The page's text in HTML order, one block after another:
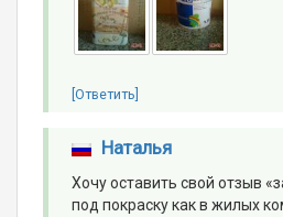
[Ответить]
Наталья
Хочу оставить свой отзыв
под покраску как в жилых